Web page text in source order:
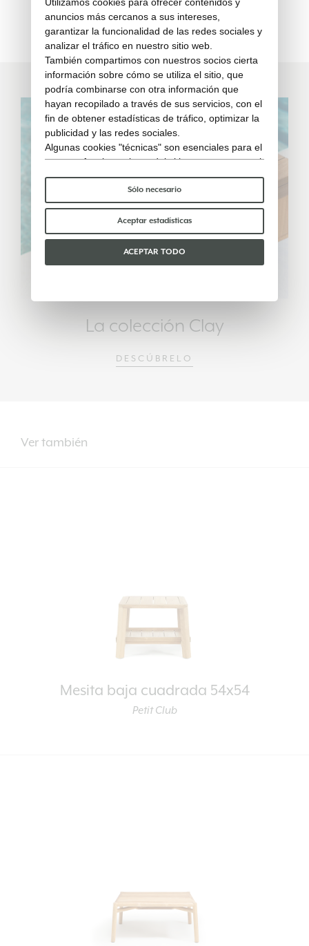
Elle
La colección Clay
DESCÚBRELO
Ver también
Mesita baja cuadrada 54x54
Petit Club
anuncios más cercanos a sus intereses,
garantizar la funcionalidad de las redes sociales y
analizar el tráfico en nuestro sitio web.
También compartimos con nuestros socios cierta
información sobre cómo se utiliza el sitio, que
podría combinarse con otra información que
hayan recopilado a través de sus servicios, con el
fin de obtener estadísticas de tráfico, optimizar la
publicidad y las redes sociales.
Algunas cookies "técnicas" son esenciales para el
correcto funcionamiento del sitio y no procesan ni
comparten ningún dato personal con terceros.
Para saber más puedes consultar nuestra
de cookies.
Por favor, elige qué cookies aceptar:
Sólo necesario
Aceptar estadísticas
ACEPTAR TODO